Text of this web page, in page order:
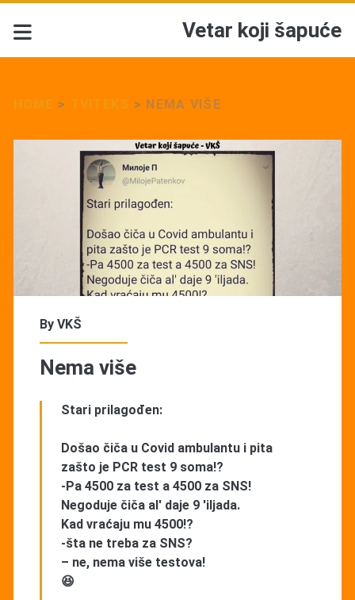
Vetar koji šapuće
> > NEMA VIŠE
By VKŠ
Nema više
Stari prilagođen:
Došao čiča u Covid ambulantu i pita
zašto je PCR test 9 soma!?
-Pa 4500 za test a 4500 za SNS!
Negoduje čiča al' daje 9 'iljada.
Kad vraćaju mu 4500!?
-šta ne treba za SNS?
– ne, nema više testova!
😆